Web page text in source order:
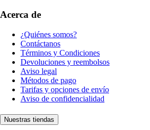
Acerca de
¿Quiénes somos?
Contáctanos
Términos y Condiciones
Devoluciones y reembolsos
Aviso legal
Métodos de pago
Tarifas y opciones de envío
Aviso de confidencialidad
Nuestras tiendas